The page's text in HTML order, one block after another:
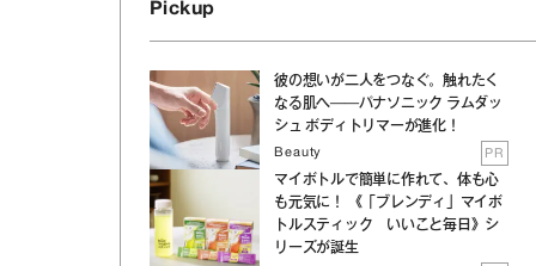
Pickup
彼の想いが二人をつなぐ。触れたく
なる肌へ──パナソニック ラムダッ
シュ ボディトリマーが進化！
Beauty PR
マイボトルで簡単に作れて、体も心
も元気に！ 《「ブレンディ」マイボ
トルスティック いいこと毎日》シ
リーズが誕生